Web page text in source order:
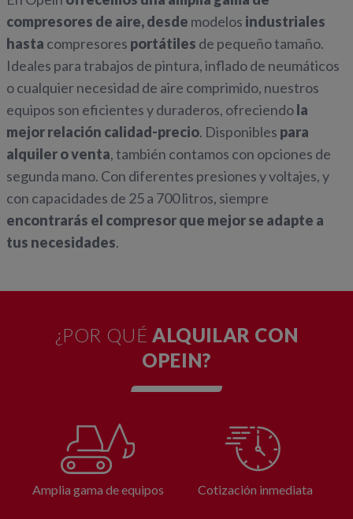
compresores de aire, desde modelos industriales
hasta compresores portátiles de pequeño tamaño.
Ideales para trabajos de pintura, inflado de neumáticos
o cualquier necesidad de aire comprimido, nuestros
equipos son eficientes y duraderos, ofreciendola
mejor relación calidad-precio. Disponibles para
alquiler o venta, también contamos con opciones de
segunda mano. Con diferentes presiones y voltajes, y
con capacidades de 25 a 700 litros, siempre
encontrarás el compresor que mejor se adapte a
tus necesidades.
¿POR QUÉ ALQUILAR CON
OPEIN?
Amplia gama de equipos Cotización inmediata